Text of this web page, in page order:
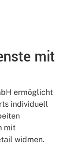
mit
ermöglicht
individuell
mit
widmen.